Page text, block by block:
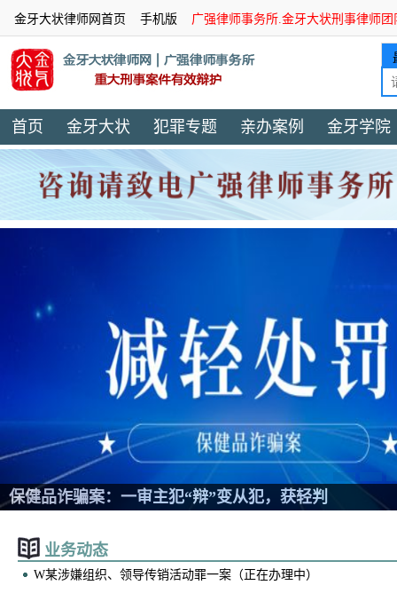
金牙大状律师网首页 手机版 广强律师事务所.金牙大状刑事律师
首页 金牙大状 犯罪专题 亲办案例 金牙学院
保健品诈骗案：一审主犯“辩”变从犯，获轻判
业务动态
W某涉嫌组织、领导传销活动罪一案（正在办理中）